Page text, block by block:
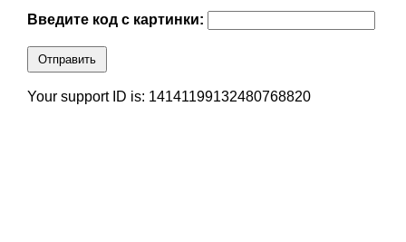
Введите код с картинки:
Отправить
Your support ID is: 14141199132480768820